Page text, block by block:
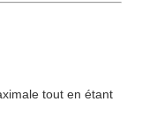
tout en étant